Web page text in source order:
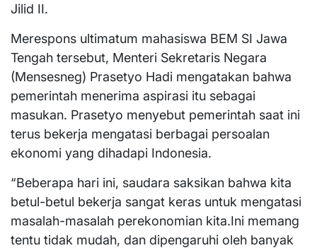
Jilid II.
Merespons ultimatum mahasiswa BEM SI Jawa
Tengah tersebut, Menteri Sekretaris Negara
(Mensesneg) Prasetyo Hadi mengatakan bahwa
pemerintah menerima aspirasi itu sebagai
masukan. Prasetyo menyebut pemerintah saat ini
terus bekerja mengatasi berbagai persoalan
ekonomi yang dihadapi Indonesia.
“Beberapa hari ini, saudara saksikan bahwa kita
betul-betul bekerja sangat keras untuk mengatasi
masalah-masalah perekonomian kita.Ini memang
tentu tidak mudah, dan dipengaruhi oleh banyak